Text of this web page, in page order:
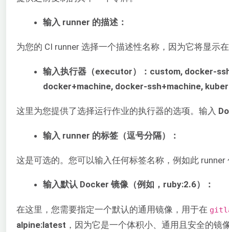
输入 runner 的描述：
为您的 CI runner 选择一个描述性名称，因为它将显示
输入执行器（executor）：custom, docker-
docker+machine, docker-ssh+machine,
这里为您提供了选择运行作业的执行器的选项。输入
输入 runner 的标签（逗号分隔）：
这是可选的。您可以输入任何标签名称，例如此
输入默认 Docker 镜像（例如，ruby:2.6）：
在这里，您需要指定一个默认的通用镜像，用于在
alpine:latest ，因为它是一个体积小、通用且安全的